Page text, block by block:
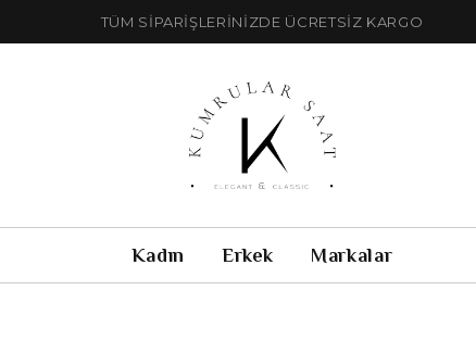
TÜM SİPARİŞLERİNİZDE ÜCRETSİZ KARGO
Kadın Erkek Markalar